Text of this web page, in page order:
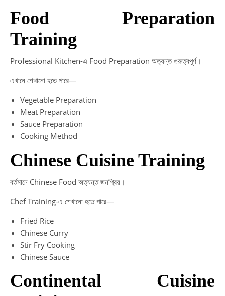
Food Preparation
Training
Professional Kitchen-এ Food Preparation অত্যন্ত গুরুত্বপূর্ণ।
এখানে শেখানো হতে পারে—
Vegetable Preparation
Meat Preparation
Sauce Preparation
Cooking Method
Chinese Cuisine Training
বর্তমানে Chinese Food অত্যন্ত জনপ্রিয়।
Chef Training-এ শেখানো হতে পারে—
Fried Rice
Chinese Curry
Stir Fry Cooking
Chinese Sauce
Continental Cuisine